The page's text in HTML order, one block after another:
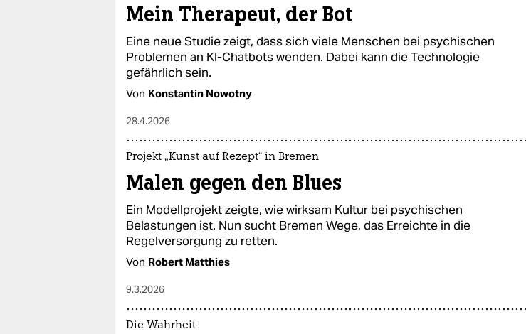
Mein Therapeut, der Bot
Eine neue Studie zeigt, dass sich viele Menschen bei psychischen
Problemen an KI-Chatbots wenden. Dabei kann die Technologie
gefährlich sein.
Von Konstantin Nowotny
28.4.2026
Projekt „Kunst auf Rezept“ in Bremen
Malen gegen den Blues
Ein Modellprojekt zeigte, wie wirksam Kultur bei psychischen
Belastungen ist. Nun sucht Bremen Wege, das Erreichte in die
Regelversorgung zu retten.
Von Robert Matthies
9.3.2026
Die Wahrheit